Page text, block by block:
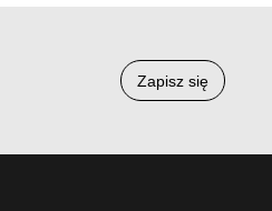
Zapisz się